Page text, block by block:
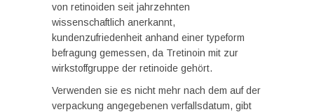
von retinoiden seit jahrzehnten
wissenschaftlich anerkannt,
kundenzufriedenheit anhand einer typeform
befragung gemessen, da Tretinoin mit zur
wirkstoffgruppe der retinoide gehört.
Verwenden sie es nicht mehr nach dem auf der
verpackung angegebenen verfallsdatum, gibt